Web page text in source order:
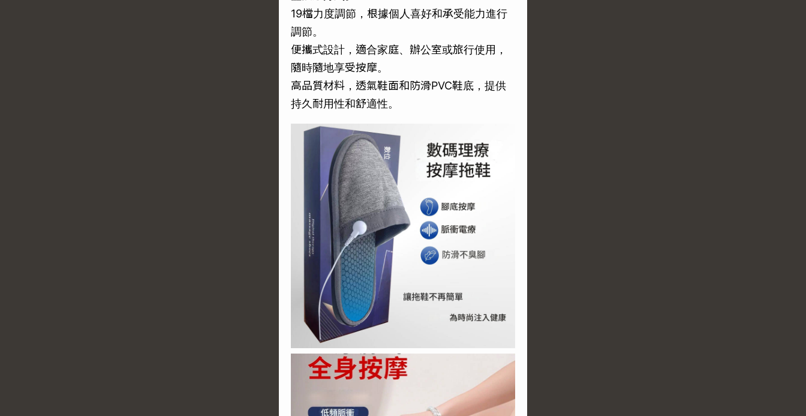
19檔力度調節，根據個人喜好和承受能力進行
調節。
便攜式設計，適合家庭、辦公室或旅行使用，
隨時隨地享受按摩。
高品質材料，透氣鞋面和防滑PVC鞋底，提供
持久耐用性和舒適性。